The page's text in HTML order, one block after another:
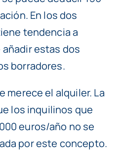
En los dos
tendencia a
estas dos
borradores.
merece el alquiler. La
los inquilinos que
euros/año no se
por este concepto.